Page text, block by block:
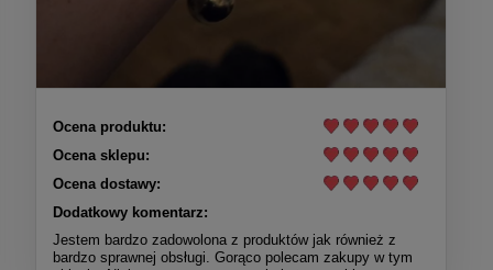
Ocena produktu:
Ocena sklepu:
Ocena dostawy:
Dodatkowy komentarz:
Jestem bardzo zadowolona z produktów jak również z
bardzo sprawnej obsługi. Gorąco polecam zakupy w tym